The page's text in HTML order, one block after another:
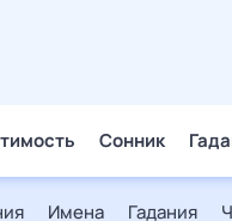
Сонник
Имена Гадания